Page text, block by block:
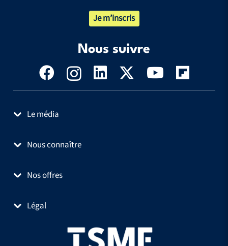
Je m’inscris
Nous suivre
Le média
Nous connaître
Nos offres
Légal